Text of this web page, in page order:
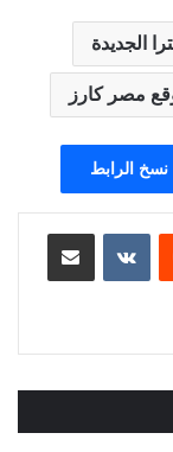
الجديدة
مصر كارز
نسخ الرابط
‏Reddit
‏VKontakte مشاركة عبر البريد